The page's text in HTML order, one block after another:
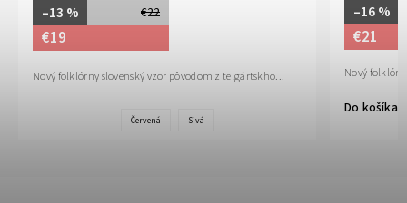
€22
–13 %
€19
Nový folklórny slovenský vzor pôvodom z telgártskho...
Červená Sivá
–16 %
€21
Do košíka
Nový